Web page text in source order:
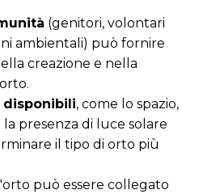
(genitori, volontari
ambientali) può fornire
creazione e nella
disponibili, come lo spazio,
la presenza di luce solare
il tipo di orto più
può essere collegato